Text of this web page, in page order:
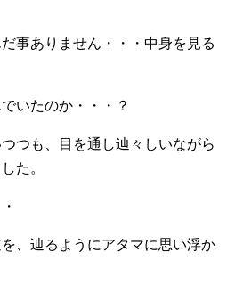
事ありません・・・中身を見る
いたのか・・・？
つも、目を通し辿々しいながら
た。
、辿るようにアタマに思い浮か